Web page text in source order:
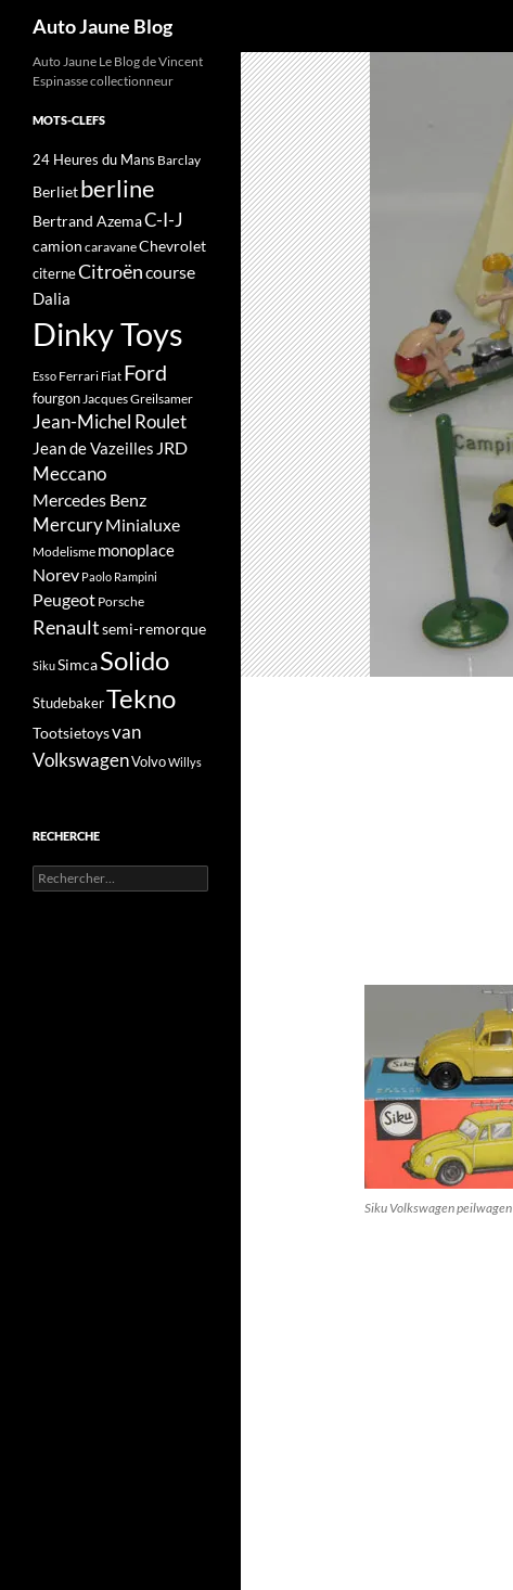
Auto Jaune Blog
Siku Volkswagen peilwagen
Auto Jaune Le Blog de Vincent
Espinasse collectionneur
MOTS-CLEFS
24 Heures du Mans Barclay
Berlietberline
Bertrand AzemaC-I-J
camion caravaneChevrolet
citerneCitroëncourse
Dalia
Dinky Toys
Esso Ferrari Fiat Ford
fourgonJacques Greilsamer
Jean-Michel Roulet
Jean de Vazeilles JRD
Meccano
Mercedes Benz
MercuryMinialuxe
Modelisme monoplace
Norev Paolo Rampini
Peugeot Porsche
Renaultsemi-remorque
SikuSimcaSolido
StudebakerTekno
Tootsietoysvan
VolkswagenVolvoWillys
RECHERCHE
Rechercher :